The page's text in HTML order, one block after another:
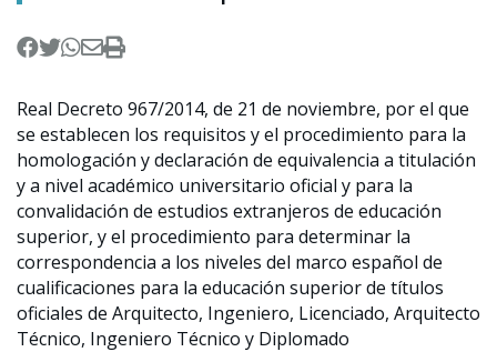
Real Decreto 967/2014, de 21 de noviembre, por el que
se establecen los requisitos y el procedimiento para la
homologación y declaración de equivalencia a titulación
y a nivel académico universitario oficial y para la
convalidación de estudios extranjeros de educación
superior, y el procedimiento para determinar la
correspondencia a los niveles del marco español de
cualificaciones para la educación superior de títulos
oficiales de Arquitecto, Ingeniero, Licenciado, Arquitecto
Técnico, Ingeniero Técnico y Diplomado